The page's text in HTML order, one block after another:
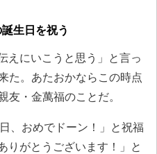
生日を祝う
えにいこうと思う」と言っ
た。あたおかならこの時点
友・金萬福のことだ。
、おめでドーン！」と祝福
りがとうございます！」と